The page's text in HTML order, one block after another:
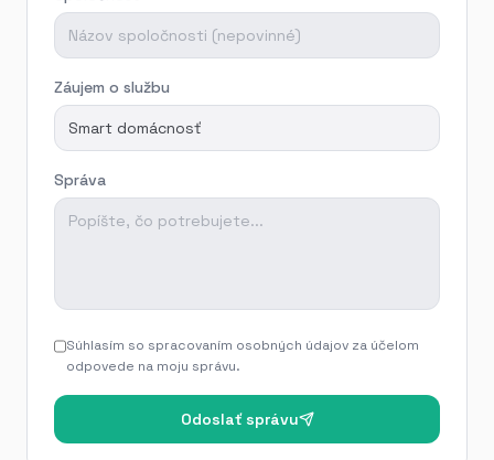
Kontakt
+421 914 274 547, info@neura.sk, Po–Pi 07:00–17:00
Záujem o službu
Správa
Súhlasím so spracovaním osobných údajov za účelom
odpovede na moju správu.
Odoslať správu